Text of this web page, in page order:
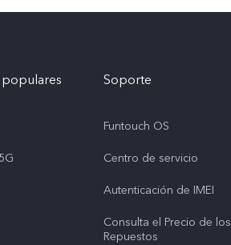
populares Soporte
Funtouch OS
Centro de servicio
Autenticación de IMEI
Consulta el Precio de los
Repuestos